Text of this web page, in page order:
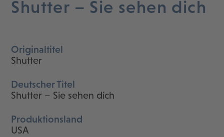
Shutter – Sie sehen dich
Originaltitel
Shutter
Deutscher Titel
Shutter – Sie sehen dich
Produktionsland
USA